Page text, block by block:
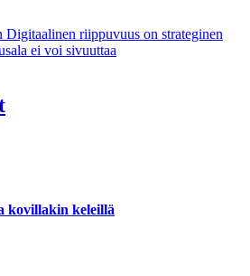
Digitaalinen riippuvuus on strateginen
ei voi sivuuttaa
kovillakin keleillä